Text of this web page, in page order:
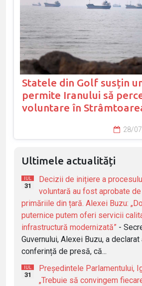
Statele din Golf susțin
permite Iranului să
voluntare în
28/
Ultimele actualități
IUL
31
Decizii de inițiere a
voluntară au fost aprobate
primăriile din țară. Alexei Buzu:
puternice putem oferi servicii
infrastructură modernizată” -
Guvernului, Alexei Buzu, a
conferință de presă, că...
IUL
31
Președintele Parlamentului,
„Trebuie să convingem